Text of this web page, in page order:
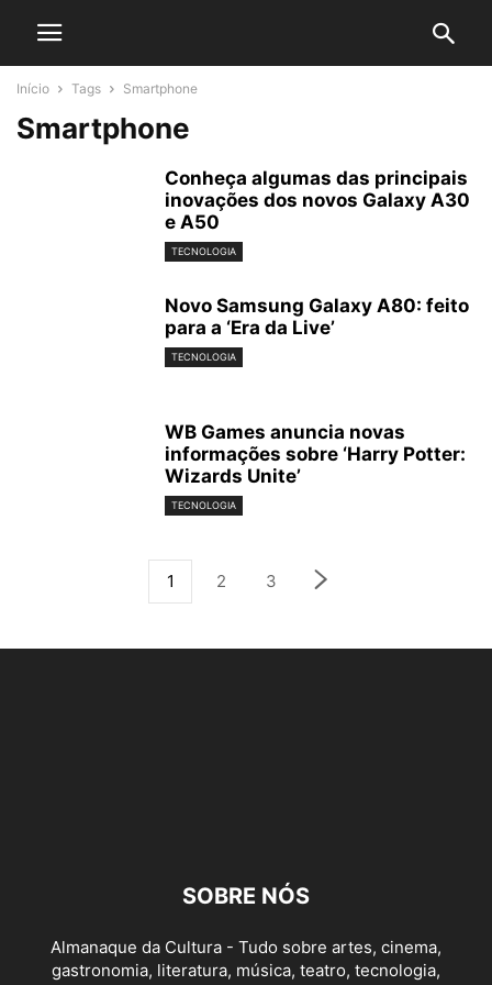
Início Tags Smartphone
Smartphone
Conheça algumas das principais
inovações dos novos Galaxy A30
e A50
TECNOLOGIA
Novo Samsung Galaxy A80: feito
para a ‘Era da Live’
TECNOLOGIA
WB Games anuncia novas
informações sobre ‘Harry Potter:
Wizards Unite’
TECNOLOGIA
1 2 3
SOBRE NÓS
Almanaque da Cultura - Tudo sobre artes, cinema,
gastronomia, literatura, música, teatro, tecnologia,